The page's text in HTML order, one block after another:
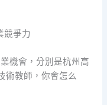
競爭力
機會，分別是杭州高
術教師，你會怎么